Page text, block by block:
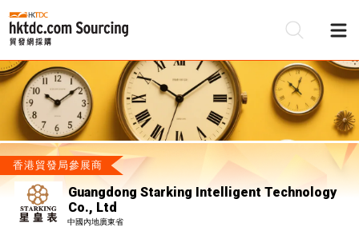
香港貿發局參展商
Guangdong Starking Intelligent Technology
Co., Ltd
中國內地廣東省